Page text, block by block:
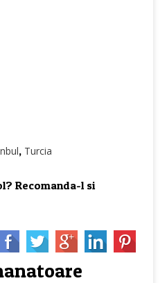
, Turcia
Recomanda-l si